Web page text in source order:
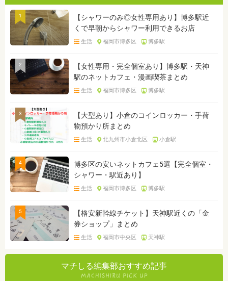
1
【シャワーのみ◎女性専用あり】博多駅近
くで早朝からシャワー利用できるお店
生活 福岡市博多区 博多駅
2
【女性専用・完全個室あり】博多駅・天神
駅のネットカフェ・漫画喫茶まとめ
生活 福岡市博多区 博多駅
3
【大型あり】小倉のコインロッカー・手荷
物預かり所まとめ
生活 北九州市小倉北区 小倉駅
4
博多区の安いネットカフェ5選【完全個室・
シャワー・駅近あり】
生活 福岡市博多区 博多駅
5
【格安新幹線チケット】天神駅近くの「金
券ショップ」まとめ
生活 福岡市中央区 天神駅
マチしる編集部おすすめ記事